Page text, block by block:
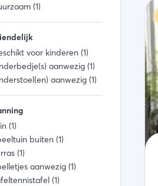
(1)
voor kinderen (1)
aanwezig (1)
aanwezig (1)
(1)
buiten (1)
(1)
aanwezig (1)
(1)